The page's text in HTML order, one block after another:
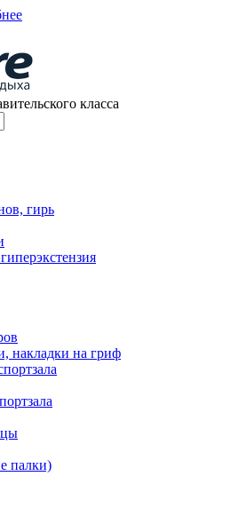
класса
гирь
накладки на гриф
палки)